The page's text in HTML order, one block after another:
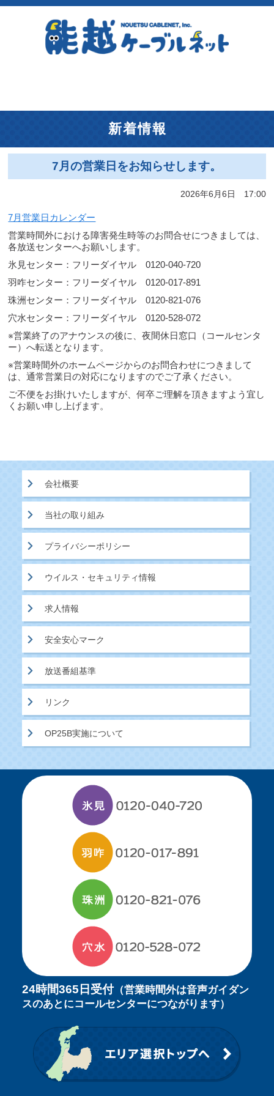
新着情報
7月の営業日をお知らせします。
2026年6月6日 17:00
7月営業日カレンダー
営業時間外における障害発生時等のお問合せにつきましては、
各放送センターへお願いします。
氷見センター：フリーダイヤル 0120-040-720
羽咋センター：フリーダイヤル 0120-017-891
珠洲センター：フリーダイヤル 0120-821-076
穴水センター：フリーダイヤル 0120-528-072
※営業終了のアナウンスの後に、夜間休日窓口（コールセンタ
ー）へ転送となります。
※営業時間外のホームページからのお問合わせにつきまして
は、通常営業日の対応になりますのでご了承ください。
ご不便をお掛けいたしますが、何卒ご理解を頂きますよう宜し
くお願い申し上げます。
会社概要
当社の取り組み
プライバシーポリシー
ウイルス・セキュリティ情報
求人情報
安全安心マーク
放送番組基準
リンク
OP25B実施について
24時間365日受付（営業時間外は音声ガイダン
スのあとにコールセンターにつながります）